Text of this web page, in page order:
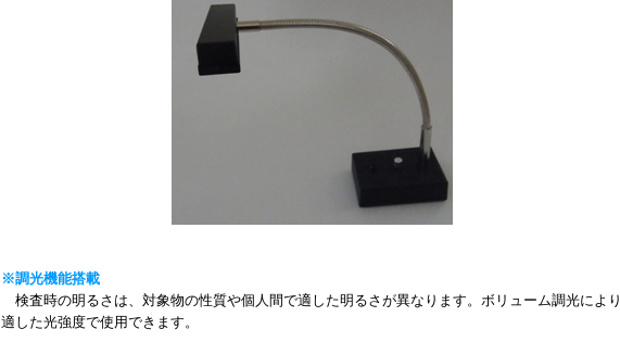
※調光機能搭載
検査時の明るさは、対象物の性質や個人間で適した明るさが異なります。ボリューム調光により
適した光強度で使用できます。